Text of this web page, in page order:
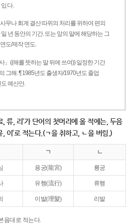
다.
사무나 회계 결산 따위의 처리를 위하여 편의
년 동안의 기간. 또는 앞의 말에 해당하는 그
도/제작 연도.
」((해를 뜻하는 말 뒤에 쓰여)) 일정한 기간
그해. ¶ 1985년도 출생자/1970년도 졸업
예산안.
, 류, 리’가 단어의 첫머리에 올 적에는, 두음
, 이’로 적는다.(ㄱ을 취하고, ㄴ을 버림.)
ㄱ ㄴ
용궁(龍宮) 룡궁
유행(流行) 류행
이발(理髮) 리발
음대로 적는다.